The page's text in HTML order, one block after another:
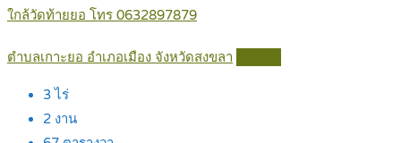
ใกล้วัดท้ายยอ โทร 0632897879
ตำบลเกาะยอ อำเภอเมือง จังหวัดสงขลา
3ไร่
2 งาน